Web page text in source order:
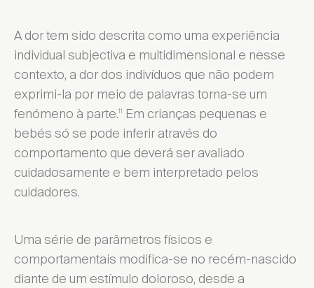
A dor tem sido descrita como uma experiência
individual subjectiva e multidimensional e nesse
contexto, a dor dos indivíduos que não podem
exprimi-la por meio de palavras torna-se um
fenómeno à parte.11 Em crianças pequenas e
bebés só se pode inferir através do
comportamento que deverá ser avaliado
cuidadosamente e bem interpretado pelos
cuidadores.
Uma série de parâmetros físicos e
comportamentais modifica-se no recém-nascido
diante de um estímulo doloroso, desde a